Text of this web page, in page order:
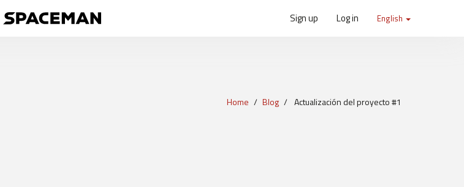
Sign up Log in English
Home Blog Actualización del proyecto #1